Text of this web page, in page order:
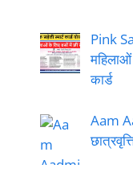
Pink
कार्ड
Aam